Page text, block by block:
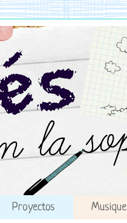
Proyectos Musique